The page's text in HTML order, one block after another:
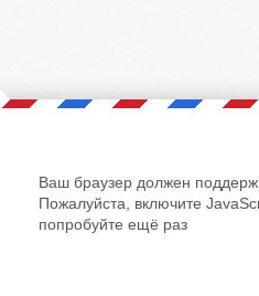
Ваш браузер должен
Пожалуйста, включите
попробуйте ещё раз